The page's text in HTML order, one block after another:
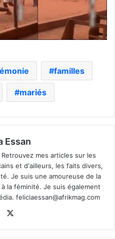
familles
mariés
Essan
mes articles sur les
et d'ailleurs, les faits divers,
Je suis une amoureuse de la
la féminité. Je suis également
feliciaessan@afrikmag.com
Website